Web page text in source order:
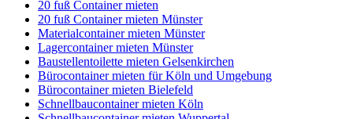
20 fuß Container mieten
20 fuß Container mieten Münster
Materialcontainer mieten Münster
Lagercontainer mieten Münster
Baustellentoilette mieten Gelsenkirchen
Bürocontainer mieten für Köln und Umgebung
Bürocontainer mieten Bielefeld
Schnellbaucontainer mieten Köln